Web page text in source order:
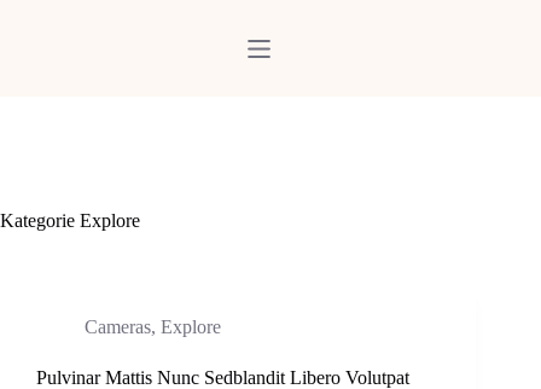
Kategorie Explore
Cameras, Explore
Pulvinar Mattis Nunc Sedblandit Libero Volutpat